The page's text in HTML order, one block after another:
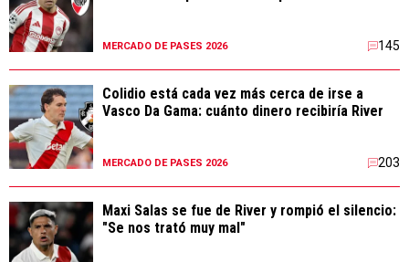
MERCADO DE PASES 2026 145
Colidio está cada vez más cerca de irse a
Vasco Da Gama: cuánto dinero recibiría River
MERCADO DE PASES 2026 203
Maxi Salas se fue de River y rompió el silencio:
"Se nos trató muy mal"